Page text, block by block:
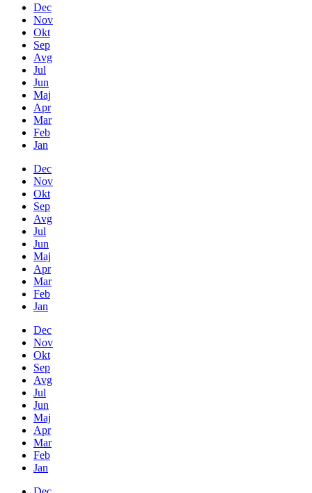
Dec
Nov
Okt
Sep
Avg
Jul
Jun
Maj
Apr
Mar
Feb
Jan
Dec
Nov
Okt
Sep
Avg
Jul
Jun
Maj
Apr
Mar
Feb
Jan
Dec
Nov
Okt
Sep
Avg
Jul
Jun
Maj
Apr
Mar
Feb
Jan